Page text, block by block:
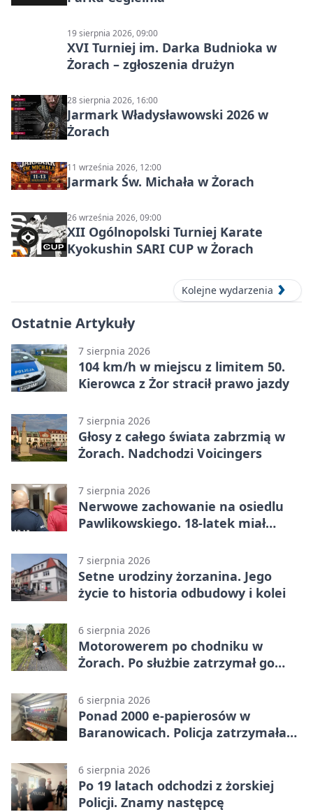
19 sierpnia 2026, 09:00
XVI Turniej im. Darka Budnioka w
Żorach – zgłoszenia drużyn
28 sierpnia 2026, 16:00
Jarmark Władysławowski 2026 w
Żorach
11 września 2026, 12:00
Jarmark Św. Michała w Żorach
26 września 2026, 09:00
XII Ogólnopolski Turniej Karate
Kyokushin SARI CUP w Żorach
Kolejne wydarzenia
Ostatnie Artykuły
7 sierpnia 2026
104 km/h w miejscu z limitem 50.
Kierowca z Żor stracił prawo jazdy
7 sierpnia 2026
Głosy z całego świata zabrzmią w
Żorach. Nadchodzi Voicingers
7 sierpnia 2026
Nerwowe zachowanie na osiedlu
Pawlikowskiego. 18-latek miał
7 sierpnia 2026
Setne urodziny żorzanina. Jego
życie to historia odbudowy i kolei
6 sierpnia 2026
Motorowerem po chodniku w
Żorach. Po służbie zatrzymał go
6 sierpnia 2026
Ponad 2000 e-papierosów w
Baranowicach. Policja zatrzymała
6 sierpnia 2026
Po 19 latach odchodzi z żorskiej
Policji. Znamy następcę